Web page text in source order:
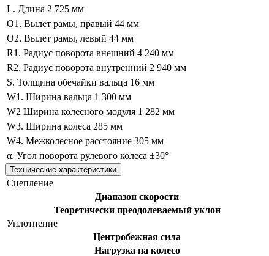
L. Длина 2 725 мм
O1. Вылет рамы, правый 44 мм
O2. Вылет рамы, левый 44 мм
R1. Радиус поворота внешний 4 240 мм
R2. Радиус поворота внутренний 2 940 мм
S. Толщина обечайки вальца 16 мм
W1. Ширина вальца 1 300 мм
W2 Ширина колесного модуля 1 282 мм
W3. Ширина колеса 285 мм
W4. Межколесное расстояние 305 мм
α. Угол поворота рулевого колеса ±30°
Технические характеристики
Сцепление
Диапазон скорости
Теоретически преодолеваемый уклон
Уплотнение
Центробежная сила
Нагрузка на колесо